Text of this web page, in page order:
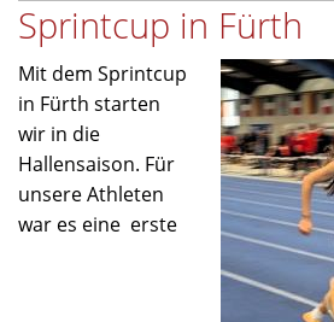
den
Nordbayerischen
Hallenmeisterschaften
2026
Sprintcup in Fürth
Mit dem Sprintcup
in Fürth starten
wir in die
Hallensaison. Für
unsere Athleten
war es eine erste